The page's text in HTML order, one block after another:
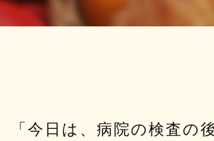
「今日は、病院の検査の